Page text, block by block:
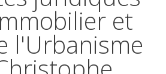
et
l'Urbanisme